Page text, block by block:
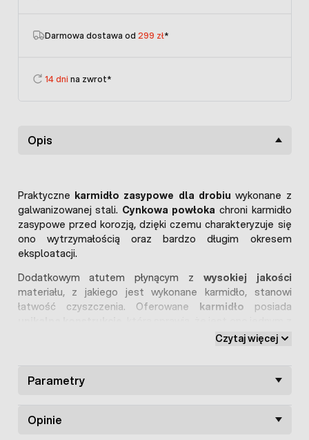
Darmowa dostawa od 299 zł*
14 dni na zwrot*
Opis
Praktyczne karmidło zasypowe dla drobiu wykonane z
galwanizowanej stali. Cynkowa powłoka chroni karmidło
zasypowe przed korozją, dzięki czemu charakteryzuje się
ono wytrzymałością oraz bardzo długim okresem
eksploatacji.
Dodatkowym atutem płynącym z wysokiej jakości
materiału, z jakiego jest wykonane karmidło, stanowi
łatwość czyszczenia. Oferowane karmidło posiada
najpopularniejszych i najchętniej wybieranych produktów
Wewnątrz karmidła umieszczona została nachylona pod
kątem płyta, której funkcją jest regulacja przepływu paszy
karmy do misy. Otwór wsypowy wyposażony został w
Czytaj więcej
Parametry
Opinie